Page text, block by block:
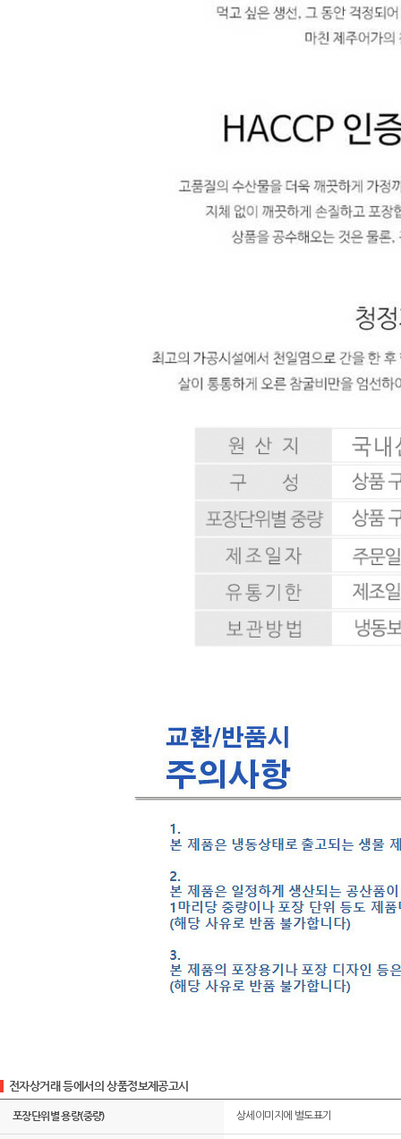
전자상거래 등에서의 상품정보제공고시
포장단위별 용량(중량) 상세이미지에 별도표기